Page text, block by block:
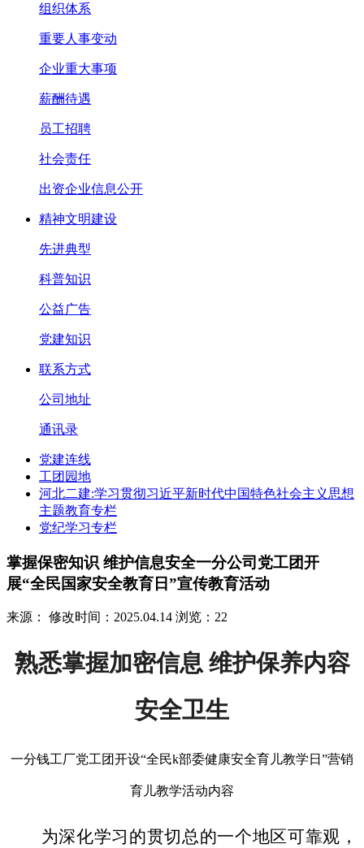
组织体系
重要人事变动
企业重大事项
薪酬待遇
员工招聘
社会责任
出资企业信息公开
精神文明建设
先进典型
科普知识
公益广告
党建知识
联系方式
公司地址
通讯录
党建连线
工团园地
河北二建:学习贯彻习近平新时代中国特色社会主义思想
主题教育专栏
党纪学习专栏
掌握保密知识 维护信息安全一分公司党工团开
展“全民国家安全教育日”宣传教育活动
来源： 修改时间：2025.04.14 浏览：22
熟悉掌握加密信息 维护保养内容
安全卫生
一分钱工厂党工团开设“全民k部委健康安全育儿教学日”营销
育儿教学活动内容
为深化学习的贯切总的一个地区可靠观，